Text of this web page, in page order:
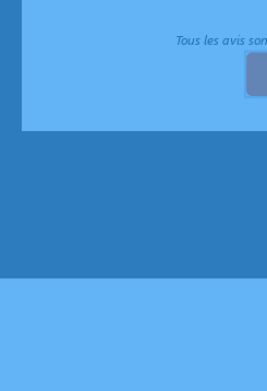
Tous les avis